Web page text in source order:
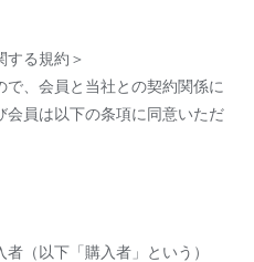
する規約＞
、会員と当社との契約関係に
員は以下の条項に同意いただ
（以下「購入者」という）